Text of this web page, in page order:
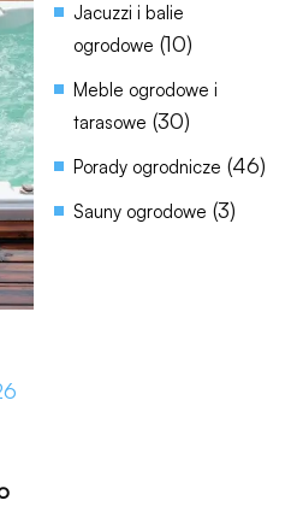
Jacuzzi i balie
ogrodowe (10)
Meble ogrodowe i
tarasowe (30)
Porady ogrodnicze (46)
Sauny ogrodowe (3)